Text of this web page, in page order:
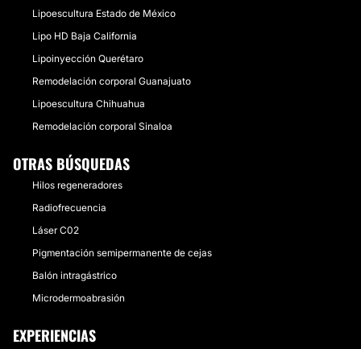
Lipoescultura Estado de México
Lipo HD Baja California
Lipoinyección Querétaro
Remodelación corporal Guanajuato
Lipoescultura Chihuahua
Remodelación corporal Sinaloa
OTRAS BÚSQUEDAS
Hilos regeneradores
Radiofrecuencia
Láser C02
Pigmentación semipermanente de cejas
Balón intragástrico
Microdermoabrasión
EXPERIENCIAS